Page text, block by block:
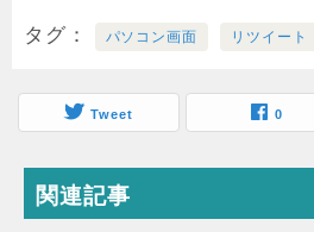
タグ パソコン画面 リツイート
Tweet 0
関連記事